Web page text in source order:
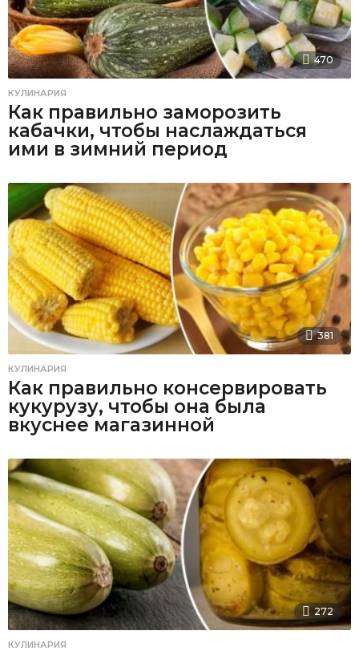
470
КУЛИНАРИЯ
Как правильно заморозить
кабачки, чтобы наслаждаться
ими в зимний период
381
КУЛИНАРИЯ
Как правильно консервировать
кукурузу, чтобы она была
вкуснее магазинной
272
КУЛИНАРИЯ